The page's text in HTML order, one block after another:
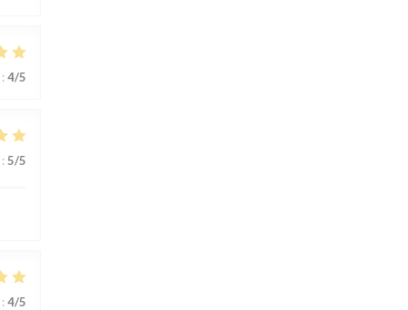
: 4/5
: 5/5
: 4/5